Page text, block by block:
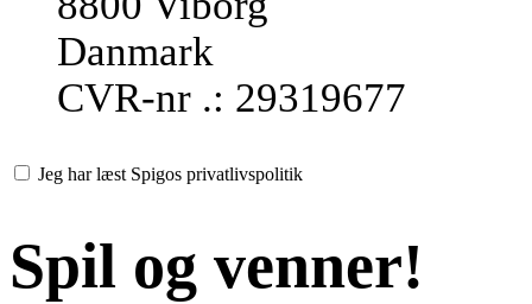
Danmark
CVR-nr .: 29319677
Jeg har læst Spigos privatlivspolitik
Spil og venner!